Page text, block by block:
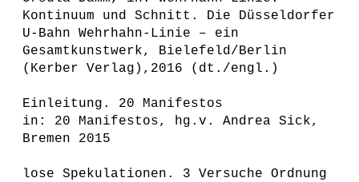
Kontinuum und Schnitt. Die Düsseldorfer
U-Bahn Wehrhahn-Linie – ein
Gesamtkunstwerk, Bielefeld/Berlin
(Kerber Verlag),2016 (dt./engl.)
Einleitung. 20 Manifestos
in: 20 Manifestos, hg.v. Andrea Sick,
Bremen 2015
lose Spekulationen. 3 Versuche Ordnung